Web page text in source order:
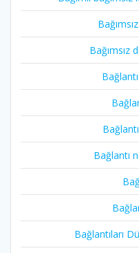
Bağımsız
Bağlantı
Bağlantıları